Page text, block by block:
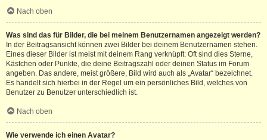
Nach oben
Was sind das für Bilder, die bei meinem Benutzernamen angezeigt werden?
In der Beitragsansicht können zwei Bilder bei deinem Benutzernamen stehen.
Eines dieser Bilder ist meist mit deinem Rang verknüpft: Oft sind dies Sterne,
Kästchen oder Punkte, die deine Beitragszahl oder deinen Status im Forum
angeben. Das andere, meist größere, Bild wird auch als „Avatar“ bezeichnet.
Es handelt sich hierbei in der Regel um ein persönliches Bild, welches von
Benutzer zu Benutzer unterschiedlich ist.
Nach oben
Wie verwende ich einen Avatar?